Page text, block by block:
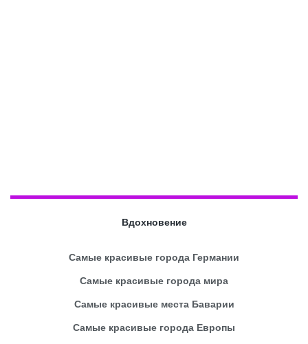
Вдохновение
Самые красивые города Германии
Самые красивые города мира
Самые красивые места Баварии
Самые красивые города Европы